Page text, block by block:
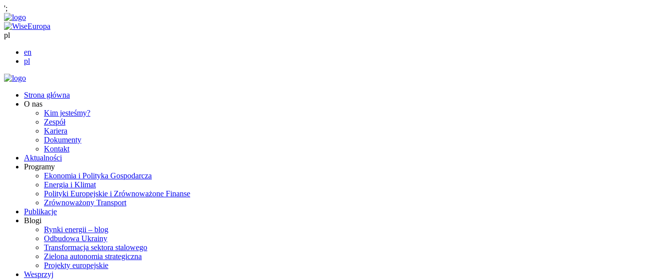
';
pl
en
pl
Strona główna
O nas
Kim jesteśmy?
Zespół
Kariera
Dokumenty
Kontakt
Aktualności
Programy
Ekonomia i Polityka Gospodarcza
Energia i Klimat
Polityki Europejskie i Zrównoważone Finanse
Zrównoważony Transport
Publikacje
Blogi
Rynki energii – blog
Odbudowa Ukrainy
Transformacja sektora stalowego
Zielona autonomia strategiczna
Projekty europejskie
Wesprzyj